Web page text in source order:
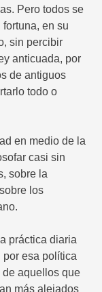
Pero todos se
en su
sin percibir
anticuada, por
de antiguos
todo o
en medio de la
casi sin
sobre la
los
práctica diaria
esa política
de aquellos que
más alejados